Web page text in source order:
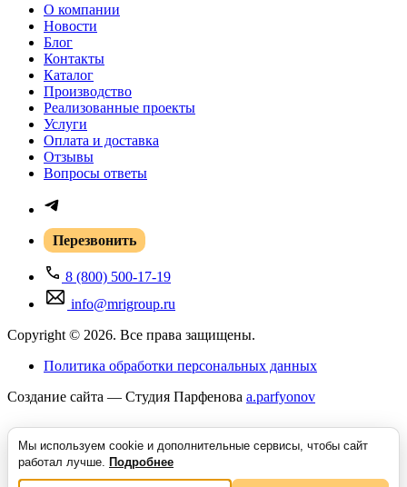
О компании
Новости
Блог
Контакты
Каталог
Производство
Реализованные проекты
Услуги
Оплата и доставка
Отзывы
Вопросы ответы
Перезвонить
8 (800) 500-17-19
info@mrigroup.ru
Copyright © 2026. Все права защищены.
Политика обработки персональных данных
Создание сайта — Студия Парфенова a.parfyonov
Мы используем cookie и дополнительные сервисы, чтобы сайт
работал лучше. Подробнее
ГК «Резонанс» — поставщик медицинского оборудования в России.
медицинское оборудованиедля МРТ, КТ, УЗИ и рентген-диагностики под